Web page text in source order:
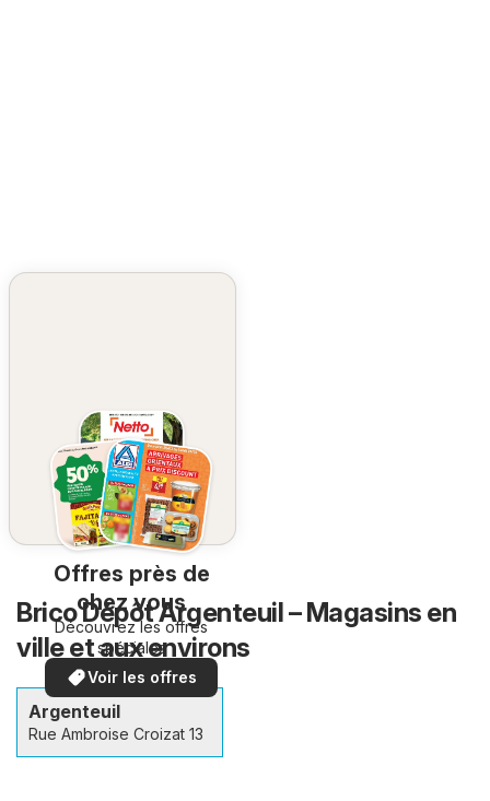
Offres près de
chez vous
Découvrez les offres
spéciales
Voir les offres
Brico Dépôt Argenteuil – Magasins en
ville et aux environs
Argenteuil
Rue Ambroise Croizat 13